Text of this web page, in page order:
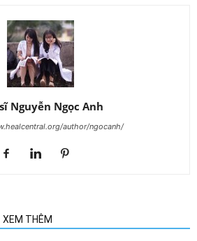
Nguyễn Ngọc Anh
author/ngocanh/
XEM THÊM